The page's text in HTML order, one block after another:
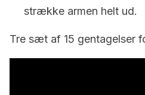
strække armen helt ud.
Tre sæt af 15 gentagelser